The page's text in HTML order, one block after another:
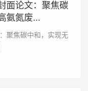
面论文：聚焦碳
氨氮废...
聚焦碳中和，实现无